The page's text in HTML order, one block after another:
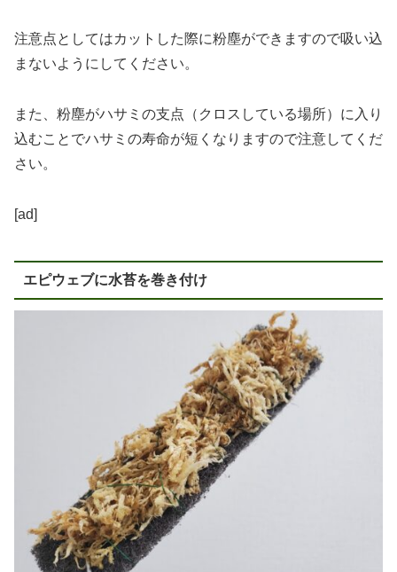
注意点としてはカットした際に粉塵ができますので吸い込
まないようにしてください。
また、粉塵がハサミの支点（クロスしている場所）に入り
込むことでハサミの寿命が短くなりますので注意してくだ
さい。
[ad]
エピウェブに水苔を巻き付け